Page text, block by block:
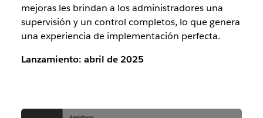
mejoras les brindan a los administradores una
supervisión y un control completos, lo que genera
una experiencia de implementación perfecta.
Lanzamiento: abril de 2025